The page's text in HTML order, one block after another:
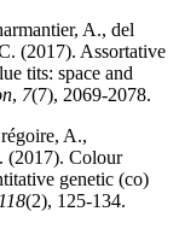
A., del
(2017). Assortative
tits: space and
, 7(7), 2069-2078.
A.,
(2017). Colour
genetic (co)
118(2), 125-134.